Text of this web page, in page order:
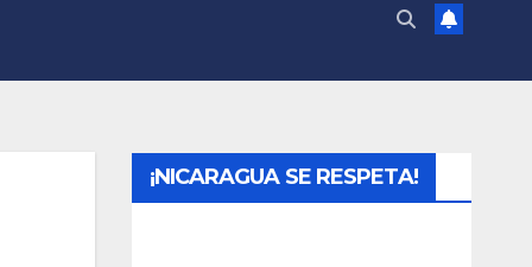
¡NICARAGUA SE RESPETA!